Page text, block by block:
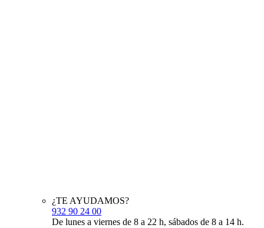
¿TE AYUDAMOS?
932 90 24 00
De lunes a viernes de 8 a 22 h, sábados de 8 a 14 h.